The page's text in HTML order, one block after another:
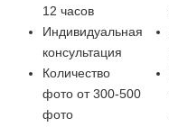
12 часов
Индивидуальная
консультация
Количество
фото от 300-500
фото